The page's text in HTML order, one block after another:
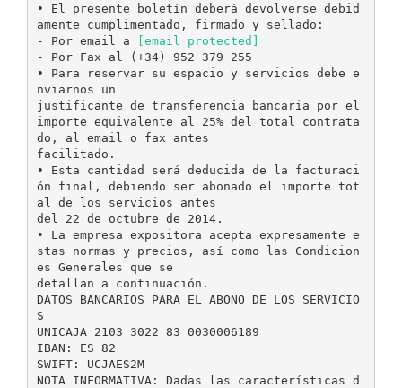
• El presente boletín deberá devolverse debid
amente cumplimentado, firmado y sellado:
- Por email a
[email protected]
- Por Fax al (+34) 952 379 255
• Para reservar su espacio y servicios debe e
nviarnos un
justificante de transferencia bancaria por el
importe equivalente al 25% del total contrata
do, al email o fax antes
facilitado.
• Esta cantidad será deducida de la facturaci
ón final, debiendo ser abonado el importe tot
al de los servicios antes
del 22 de octubre de 2014.
• La empresa expositora acepta expresamente e
stas normas y precios, así como las Condicion
es Generales que se
detallan a continuación.
DATOS BANCARIOS PARA EL ABONO DE LOS SERVICIO
S
UNICAJA 2103 3022 83 0030006189
IBAN: ES 82
SWIFT: UCJAES2M
NOTA INFORMATIVA: Dadas las características d